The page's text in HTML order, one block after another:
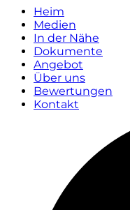
Heim
Medien
In der Nähe
Dokumente
Angebot
Über uns
Bewertungen
Kontakt